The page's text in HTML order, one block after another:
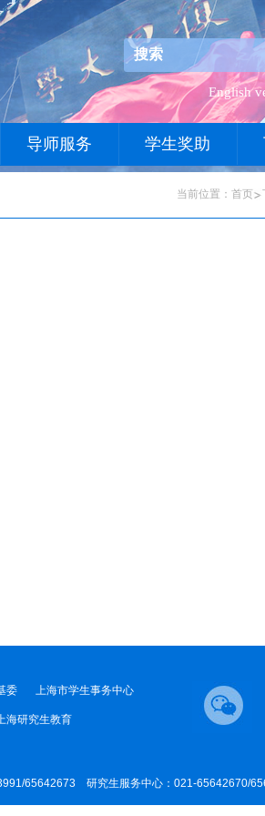
English
导师服务 学生奖助
当前位置： 首页
委 上海市学生事务中心
海研究生教育
65642673 研究生服务中心：021-65642670/